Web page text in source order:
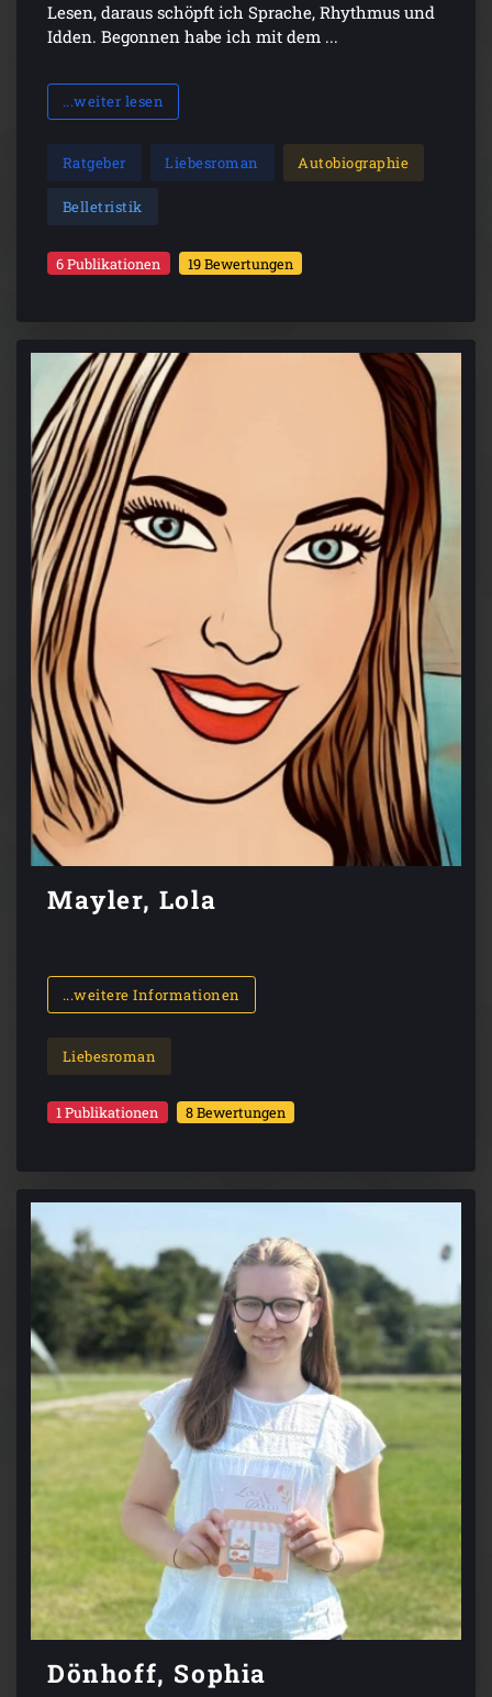
Lesen, daraus schöpft ich Sprache, Rhythmus und
Idden. Begonnen habe ich mit dem ...
...weiter lesen
Ratgeber Liebesroman Autobiographie
Belletristik
6 Publikationen 19 Bewertungen
Mayler, Lola
...weitere Informationen
Liebesroman
1 Publikationen 8 Bewertungen
Dönhoff, Sophia